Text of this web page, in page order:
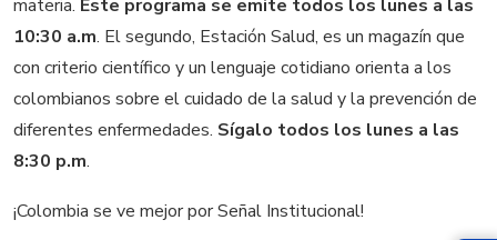
materia. Este programa se emite todos los lunes a las
10:30 a.m. El segundo, Estación Salud, es un magazín que
con criterio científico y un lenguaje cotidiano orienta a los
colombianos sobre el cuidado de la salud y la prevención de
diferentes enfermedades. Sígalo todos los lunes a las
8:30 p.m.
¡Colombia se ve mejor por Señal Institucional!